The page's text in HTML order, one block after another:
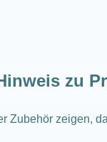
zu
zeigen,